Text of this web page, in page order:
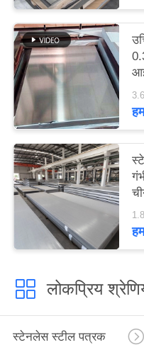
लोकप्रिय
स्टेनलेस स्टील पत्रक